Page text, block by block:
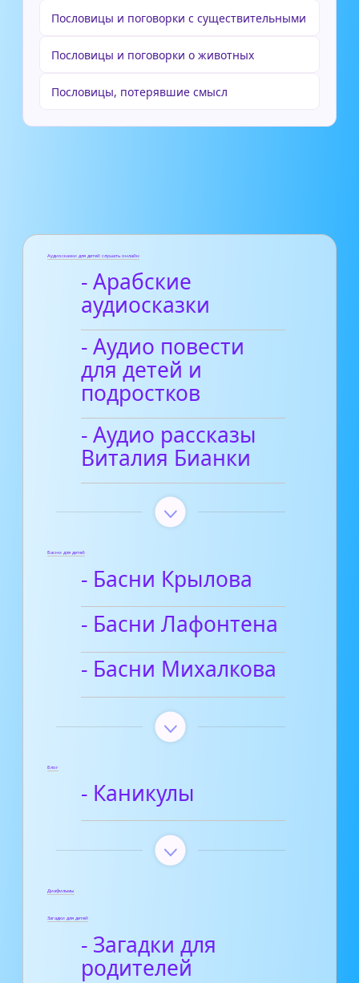
Пословицы и поговорки с существительными
Пословицы и поговорки о животных
Пословицы, потерявшие смысл
Аудиосказки для детей слушать онлайн
- Арабские
аудиосказки
- Аудио повести
для детей и
подростков
- Аудио рассказы
Виталия Бианки
Басни для детей
- Басни Крылова
- Басни Лафонтена
- Басни Михалкова
Блог
- Каникулы
Диафильмы
Загадки для детей
- Загадки для
родителей